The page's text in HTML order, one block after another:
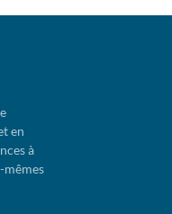
en
à
mêmes